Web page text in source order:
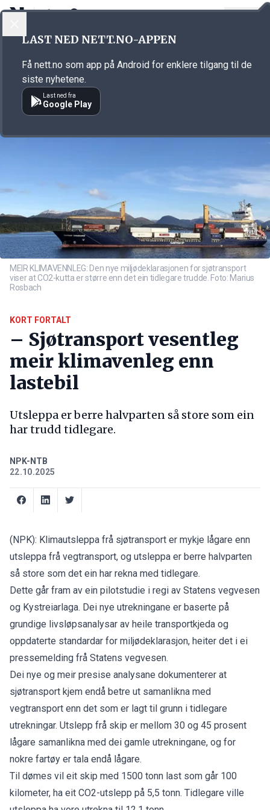
Annonsørinnhold
MEIR KLIMAVENNLEG: Den nye miljødeklarasjonen for sjøtransport
viser at CO2-kutta er større enn det ein tidlegare trudde. Foto: Marius
Rosbach
KORT FORTALT
– Sjøtransport vesentleg
meir klimavenleg enn
lastebil
Utsleppa er berre halvparten så store som ein
har trudd tidlegare.
NPK-NTB
22.10.2025
(NPK): Klimautsleppa frå sjøtransport er mykje lågare enn
utsleppa frå vegtransport, og utsleppa er berre halvparten
så store som det ein har rekna med tidlegare.
Dette går fram av ein pilotstudie i regi av Statens vegvesen
og Kystreiarlaga. Dei nye utrekningane er baserte på
grundige livsløpsanalysar av heile transportkjeda og
oppdaterte standardar for miljødeklarasjon, heiter det i ei
pressemelding frå Statens vegvesen.
Dei nye og meir presise analysane dokumenterer at
sjøtransport kjem endå betre ut samanlikna med
vegtransport enn det som er lagt til grunn i tidlegare
utrekningar. Utslepp frå skip er mellom 30 og 45 prosent
lågare samanlikna med dei gamle utrekningane, og for
nokre fartøy er tala endå lågare.
Til dømes vil eit skip med 1500 tonn last som går 100
kilometer, ha eit CO2-utslepp på 5,5 tonn. Tidlegare ville
LAST NED NETT.NO-APPEN
Få nett.no som app på Android for enklere tilgang til de
siste nyhetene.
Last ned fra
Google Play